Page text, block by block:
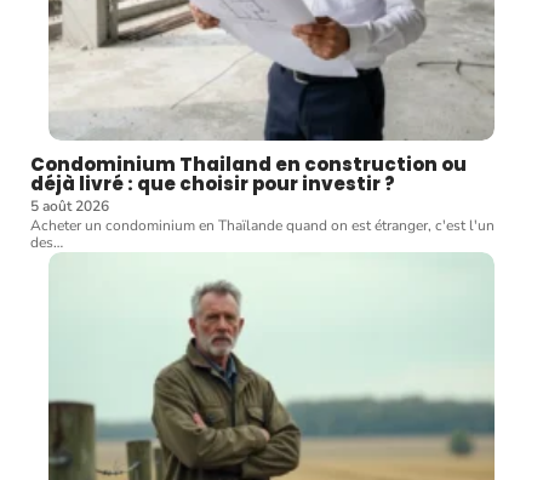
Condominium Thailand en construction ou
déjà livré : que choisir pour investir ?
5 août 2026
Acheter un condominium en Thaïlande quand on est étranger, c'est l'un
des…